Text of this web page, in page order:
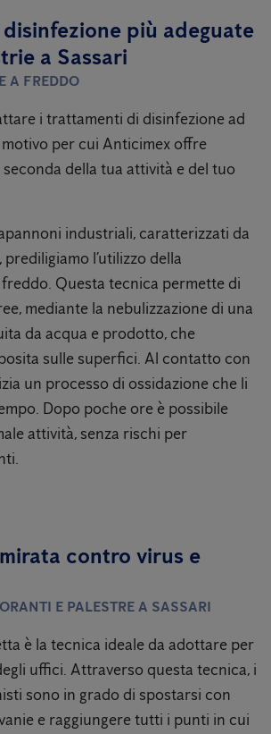
più adeguate
a Sassari
A FREDDO
i trattamenti di disinfezione ad
per cui Anticimex offre
della tua attività e del tuo
industriali, caratterizzati da
l’utilizzo della
Questa tecnica permette di
mediante la nebulizzazione di una
da acqua e prodotto, che
sulle superfici. Al contatto con
un processo di ossidazione che li
Dopo poche ore è possibile
attività, senza rischi per
contro virus e
E PALESTRE A SASSARI
è la tecnica ideale da adottare per
uffici. Attraverso questa tecnica, i
sono in grado di spostarsi con
e raggiungere tutti i punti in cui